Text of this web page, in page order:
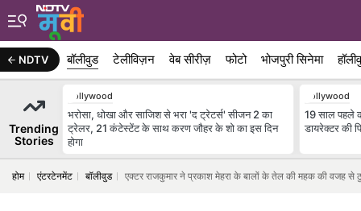
NDTV बॉलीवुड टेलीविज़न वेब सीरीज़ फोटो भोजपुरी सिनेमा
Trending
Stories
Bollywood
भरोसा, धोखा और साजिश से भरा 'द ट्रेटर्स' सीजन 2 का
ट्रेलर, 21 कंटेस्टेंट के साथ करण जौहर के शो का इस दिन
होगा
Bollywood
19 साल पहले
डायरेक्टर की
होम एंटरटेनमेंट बॉलीवुड एक्टर राजकुमार ने प्रकाश मेहरा के बालों के तेल की महक की वजह से